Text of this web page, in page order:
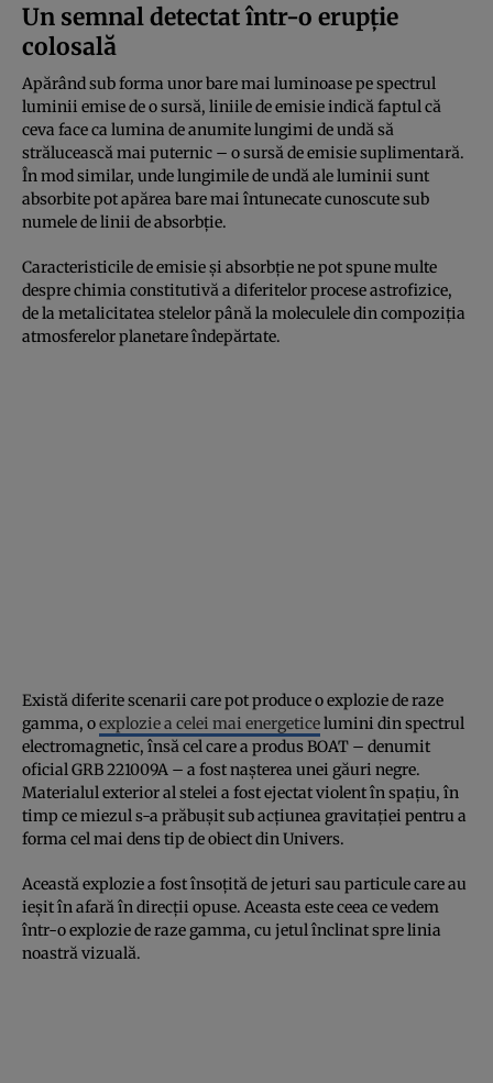
Un semnal detectat într-o erupție
colosală
Apărând sub forma unor bare mai luminoase pe spectrul
luminii emise de o sursă, liniile de emisie indică faptul că
ceva face ca lumina de anumite lungimi de undă să
strălucească mai puternic – o sursă de emisie suplimentară.
În mod similar, unde lungimile de undă ale luminii sunt
absorbite pot apărea bare mai întunecate cunoscute sub
numele de linii de absorbție.
Caracteristicile de emisie și absorbție ne pot spune multe
despre chimia constitutivă a diferitelor procese astrofizice,
de la metalicitatea stelelor până la moleculele din compoziția
atmosferelor planetare îndepărtate.
Există diferite scenarii care pot produce o explozie de raze
gamma, oexplozie a celei mai energeticelumini din spectrul
electromagnetic, însă cel care a produs BOAT – denumit
oficial GRB 221009A – a fost nașterea unei găuri negre.
Materialul exterior al stelei a fost ejectat violent în spațiu, în
timp ce miezul s-a prăbușit sub acțiunea gravitației pentru a
forma cel mai dens tip de obiect din Univers.
Această explozie a fost însoțită de jeturi sau particule care au
ieșit în afară în direcții opuse. Aceasta este ceea ce vedem
într-o explozie de raze gamma, cu jetul înclinat spre linia
noastră vizuală.